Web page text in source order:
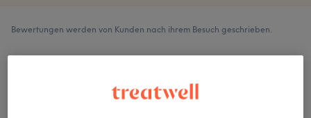
Bewertungen werden von Kunden nach ihrem Besuch geschrieben.